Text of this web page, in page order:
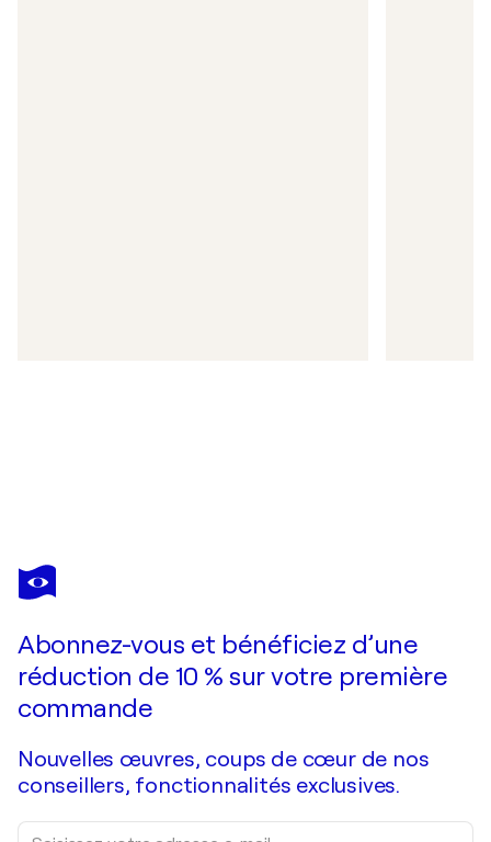
Abonnez-vous et bénéficiez d’une
réduction de 10 % sur votre première
commande
Nouvelles œuvres, coups de cœur de nos
conseillers, fonctionnalités exclusives.